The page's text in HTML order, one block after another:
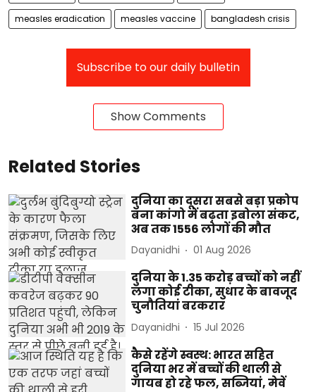
measles eradication measles vaccine bangladesh crisis
Subscribe to our daily bulletin
Show Comments
Related Stories
दुनिया का दूसरा सबसे बड़ा प्रकोप
बना कांगो में बढ़ता इबोला संकट,
अब तक 1556 लोगों की मौत
Dayanidhi 01 Aug 2026
दुनिया के 1.35 करोड़ बच्चों को नहीं
लगा कोई टीका, सुधार के बावजूद
चुनौतियां बरकरार
Dayanidhi 15 Jul 2026
कैसे रहेंगे स्वस्थ: भारत सहित
दुनिया भर में बच्चों की थाली से
गायब हो रहे फल, सब्जियां, मेवें